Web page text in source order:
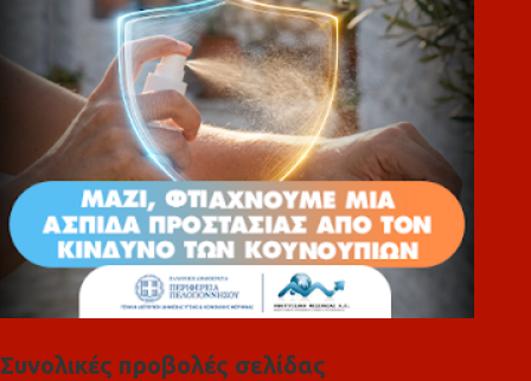
Συνολικές προβολές σελίδας